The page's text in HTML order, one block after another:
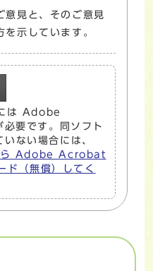
意見と、そのご意見
を示しています。
は Adobe
要です。同ソフト
ない場合には、
ら Adobe Acrobat
（無償）してく